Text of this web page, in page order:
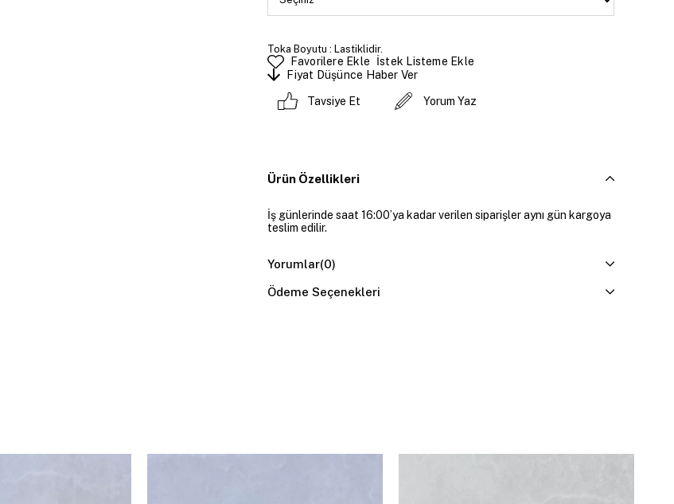
Toka Boyutu : Lastiklidir.
Favorilere Ekle
İstek Listeme Ekle
Fiyat Düşünce Haber Ver
Tavsiye Et Yorum Yaz
Ürün Özellikleri
İş günlerinde saat 16:00’ya kadar verilen siparişler aynı gün kargoya
teslim edilir.
Yorumlar(0)
Ödeme Seçenekleri